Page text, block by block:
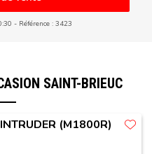
Référence : 3423
SAINT-BRIEUC
(M1800R)